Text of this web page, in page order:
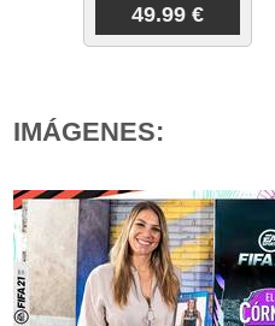
49.99 €
IMÁGENES: